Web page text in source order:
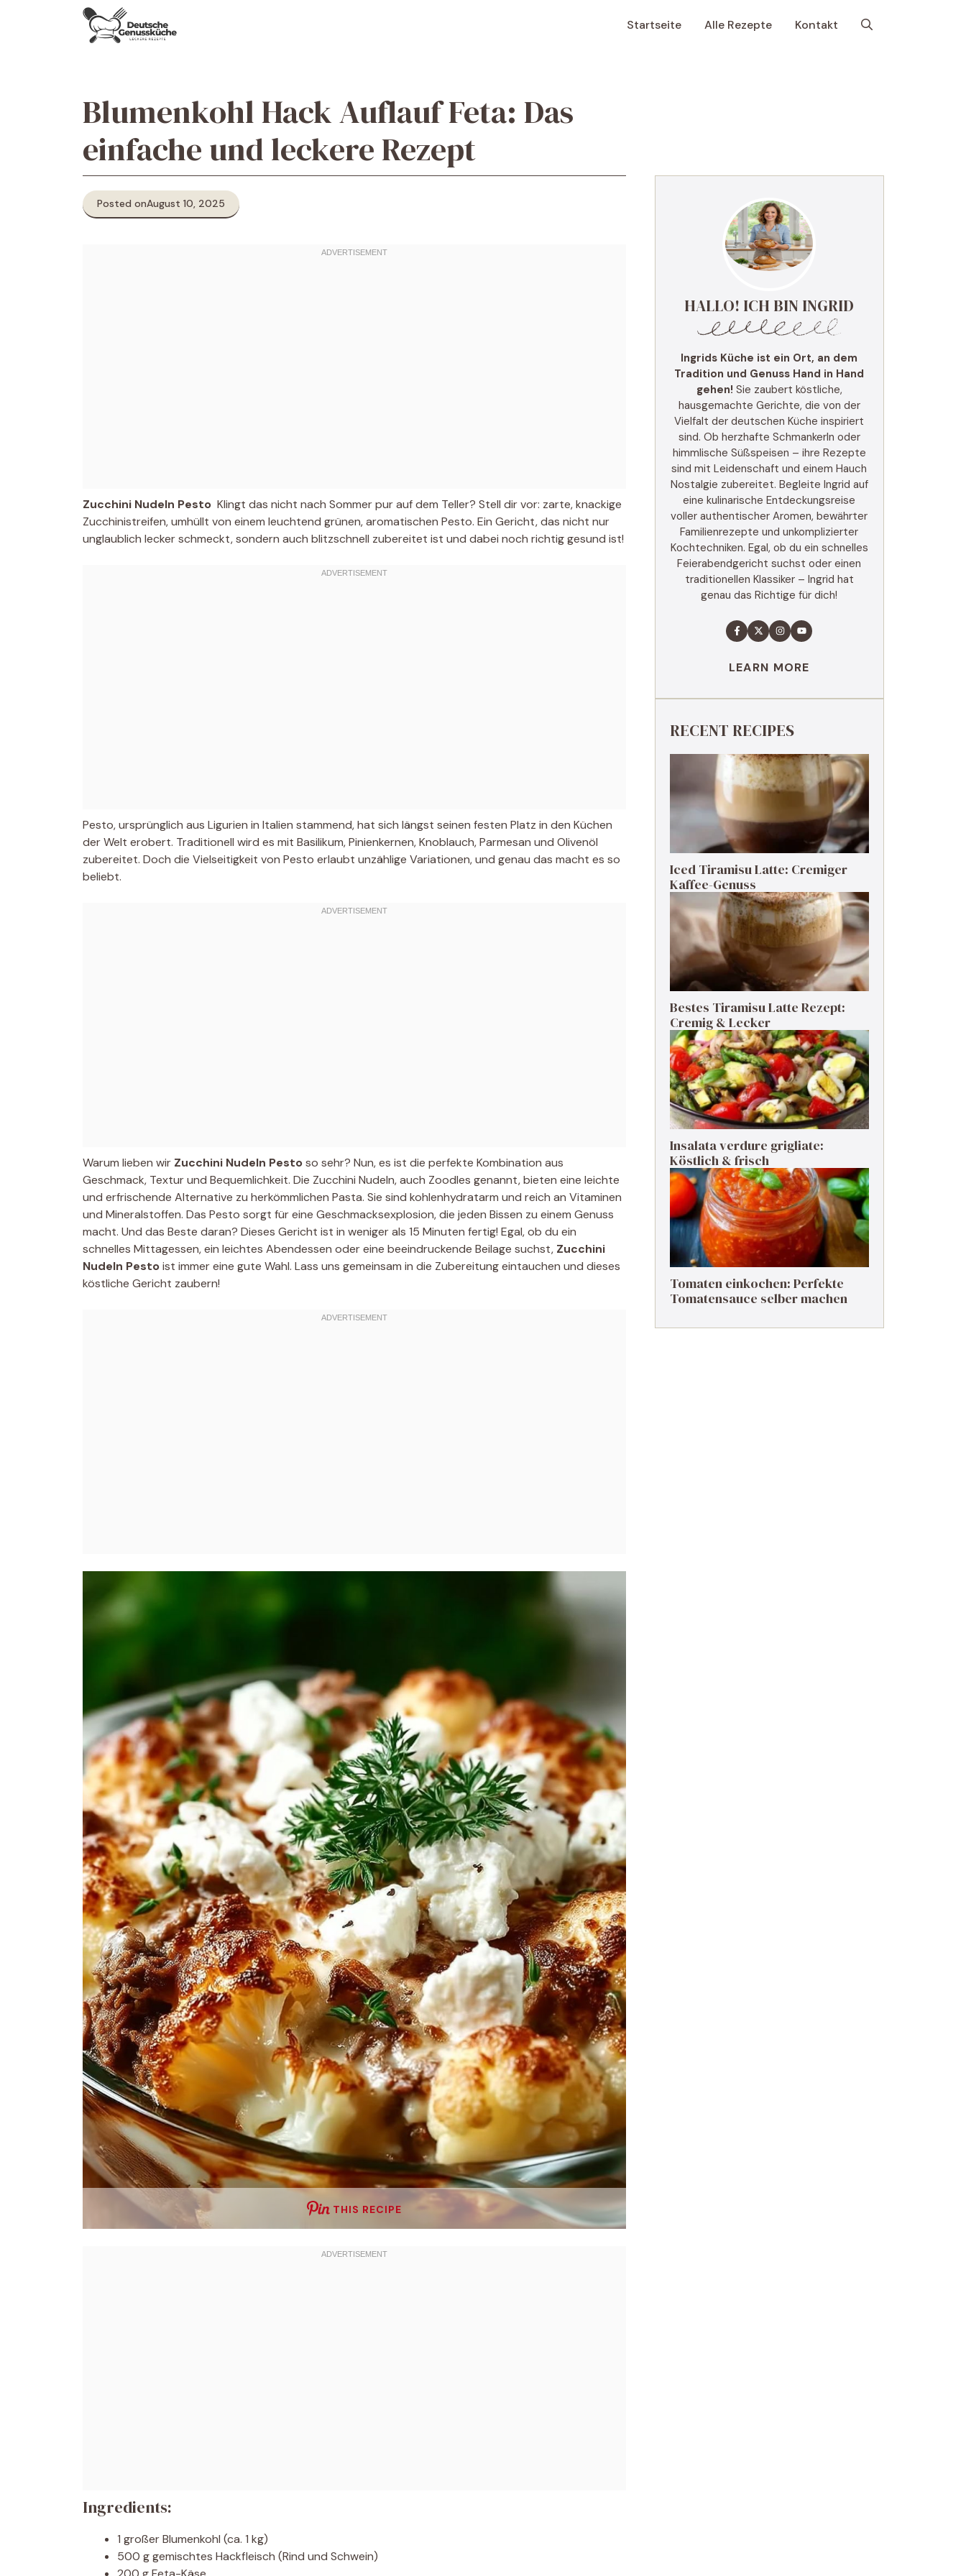
Startseite Alle Rezepte Kontakt
Blumenkohl Hack Auflauf Feta: Das
einfache und leckere Rezept
Posted onAugust 10, 2025
Zucchini Nudeln Pesto Klingt das nicht nach Sommer pur auf dem Teller? Stell dir vor: zarte, knackige
Zucchinistreifen, umhüllt von einem leuchtend grünen, aromatischen Pesto. Ein Gericht, das nicht nur
unglaublich lecker schmeckt, sondern auch blitzschnell zubereitet ist und dabei noch richtig gesund ist!
Pesto, ursprünglich aus Ligurien in Italien stammend, hat sich längst seinen festen Platz in den Küchen
der Welt erobert. Traditionell wird es mit Basilikum, Pinienkernen, Knoblauch, Parmesan und Olivenöl
zubereitet. Doch die Vielseitigkeit von Pesto erlaubt unzählige Variationen, und genau das macht es so
beliebt.
Warum lieben wir Zucchini Nudeln Pestoso sehr? Nun, es ist die perfekte Kombination aus
Geschmack, Textur und Bequemlichkeit. Die Zucchini Nudeln, auch Zoodles genannt, bieten eine leichte
und erfrischende Alternative zu herkömmlichen Pasta. Sie sind kohlenhydratarm und reich an Vitaminen
und Mineralstoffen. Das Pesto sorgt für eine Geschmacksexplosion, die jeden Bissen zu einem Genuss
macht. Und das Beste daran? Dieses Gericht ist in weniger als 15 Minuten fertig! Egal, ob du ein
schnelles Mittagessen, ein leichtes Abendessen oder eine beeindruckende Beilage suchst, Zucchini
Nudeln Pestoist immer eine gute Wahl. Lass uns gemeinsam in die Zubereitung eintauchen und dieses
köstliche Gericht zaubern!
THIS RECIPE
Ingredients:
1 großer Blumenkohl (ca. 1 kg)
500 g gemischtes Hackfleisch (Rind und Schwein)
HALLO! ICH BIN INGRID
Ingrids Küche ist ein Ort, an dem
Tradition und Genuss Hand in Hand
gehen! Sie zaubert köstliche,
hausgemachte Gerichte, die von der
Vielfalt der deutschen Küche inspiriert
sind. Ob herzhafte Schmankerln oder
himmlische Süßspeisen – ihre Rezepte
sind mit Leidenschaft und einem Hauch
Nostalgie zubereitet. Begleite Ingrid auf
eine kulinarische Entdeckungsreise
voller authentischer Aromen, bewährter
Familienrezepte und unkomplizierter
Kochtechniken. Egal, ob du ein schnelles
Feierabendgericht suchst oder einen
traditionellen Klassiker – Ingrid hat
genau das Richtige für dich!
LEARN MORE
RECENT RECIPES
Iced Tiramisu Latte: Cremiger
Kaffee-Genuss
Bestes Tiramisu Latte Rezept:
Cremig & Lecker
Insalata verdure grigliate:
Köstlich & frisch
Tomaten einkochen: Perfekte
Tomatensauce selber machen